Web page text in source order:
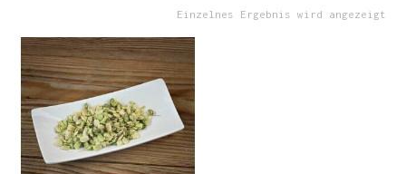
Einzelnes Ergebnis wird angezeigt